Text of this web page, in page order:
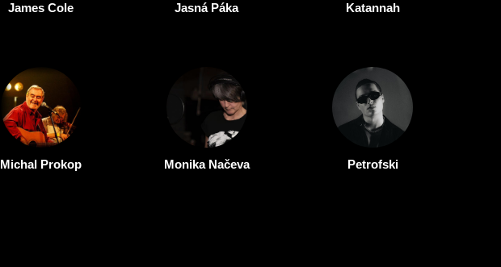
James Cole Jasná Páka Katannah
Michal Prokop Monika Načeva Petrofski